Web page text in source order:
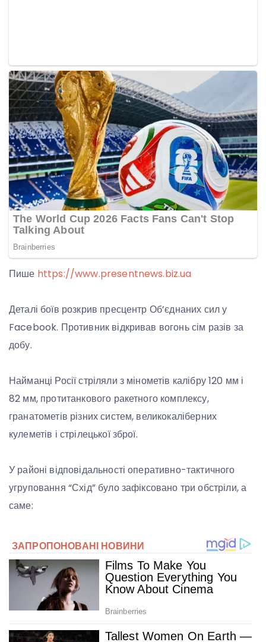
Пише https://www.presentnews.biz.ua
Деталі боїв розкрив пресцентр Об’єднаних сил у
Facebook. Противник відкривав вогонь сім разів за
добу.
Найманці Росії стріляли з мінометів калібру 120 мм і
82 мм, протитанкового ракетного комплексу,
гранатометів різних систем, великокаліберних
кулеметів і стрілецької зброї.
У районі відповідальності оперативно-тактичного
угруповання “Схід” було зафіксовано три обстріли, а
саме: